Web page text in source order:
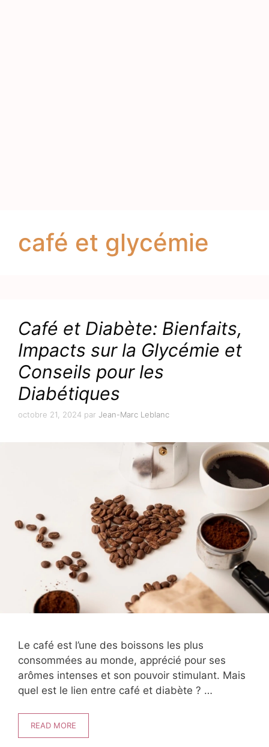
café et glycémie
Café et Diabète: Bienfaits,
Impacts sur la Glycémie et
Conseils pour les
Diabétiques
octobre 21, 2024 par Jean-Marc Leblanc
Le café est l’une des boissons les plus
consommées au monde, apprécié pour ses
arômes intenses et son pouvoir stimulant. Mais
quel est le lien entre café et diabète ? …
READ MORE